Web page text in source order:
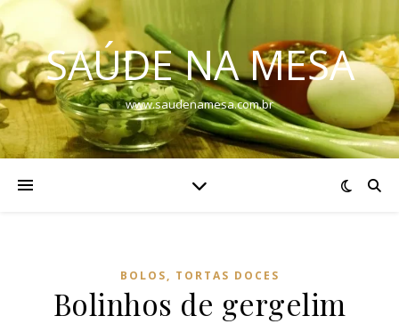
SAÚDE NA MESA
www.saudenamesa.com.br
BOLOS, TORTAS DOCES
Bolinhos de gergelim